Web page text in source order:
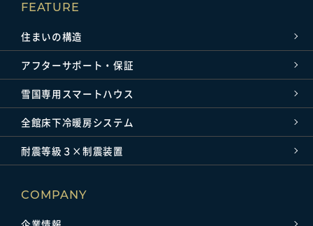
FEATURE
住まいの構造
アフターサポート・保証
雪国専用スマートハウス
全館床下冷暖房システム
耐震等級３×制震装置
COMPANY